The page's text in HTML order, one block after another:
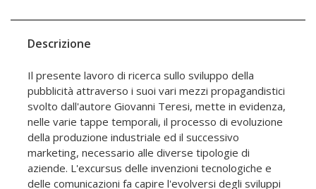
Descrizione
Il presente lavoro di ricerca sullo sviluppo della
pubblicità attraverso i suoi vari mezzi propagandistici
svolto dall'autore Giovanni Teresi, mette in evidenza,
nelle varie tappe temporali, il processo di evoluzione
della produzione industriale ed il successivo
marketing, necessario alle diverse tipologie di
aziende. L'excursus delle invenzioni tecnologiche e
delle comunicazioni fa capire l'evolversi degli sviluppi